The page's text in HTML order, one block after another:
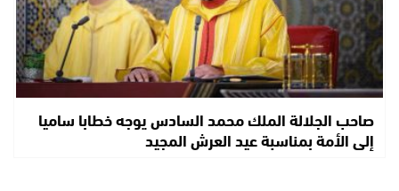
صاحب الجلالة الملك محمد السادس يوجه خطابا ساميا
إلى الأمة بمناسبة عيد العرش المجيد